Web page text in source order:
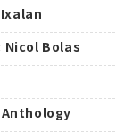
Ixalan
Nicol Bolas
Anthology